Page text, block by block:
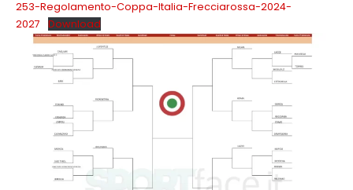
253-Regolamento-Coppa-Italia-Frecciarossa-2024-
2027
Download